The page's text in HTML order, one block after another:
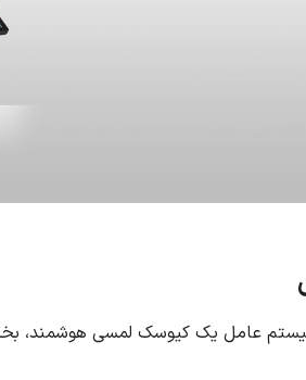
عامل یک کیوسک لمسی هوشمند،